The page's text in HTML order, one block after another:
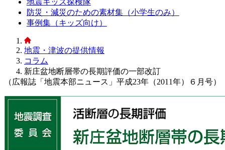
地震キッズ探検隊
防災・減災のための素材集（小学生のみ）
事例集（キッズ向け）
地震・津波の提供情報
コラム
新庄盆地断層帯の長期評価の一部改訂
（広報誌「地震本部ニュース」平成23年（2011年）６月号）